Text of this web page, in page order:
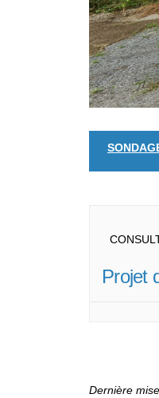
Projet
Dernière